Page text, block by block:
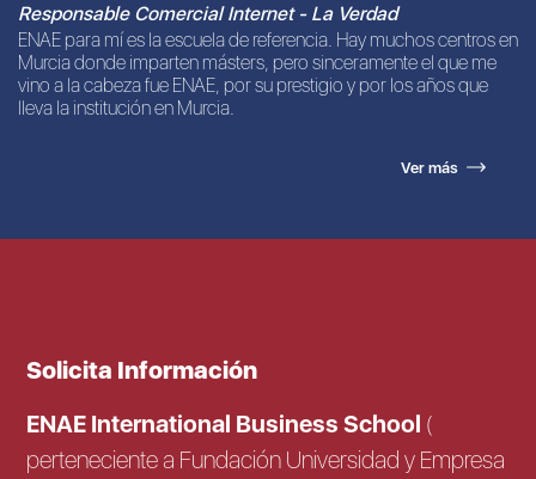
Responsable Comercial Internet - La Verdad
ENAE para mí es la escuela de referencia. Hay muchos centros en
Murcia donde imparten másters, pero sinceramente el que me
vino a la cabeza fue ENAE, por su prestigio y por los años que
lleva la institución en Murcia.
Ver más
Solicita Información
ENAE International Business School (
perteneciente a Fundación Universidad y Empresa